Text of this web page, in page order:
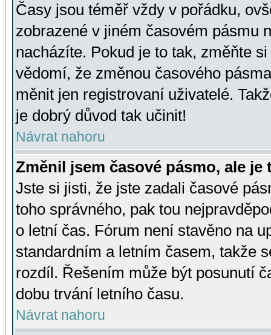
Časy jsou téměř vždy v pořádku,
zobrazené v jiném časovém pásmu
nacházíte. Pokud je to tak, změňte
vědomí, že změnou časového
měnit jen registrovaní uživatelé.
je dobrý důvod tak učinit!
Návrat nahoru
Změnil jsem časové pásmo, ale je
Jste si jisti, že jste zadali časové
toho správného, pak tou
o letní čas. Fórum není stavěno na
standardním a letním časem, takže
rozdíl. Řešením může být posunutí
dobu trvání letního času.
Návrat nahoru